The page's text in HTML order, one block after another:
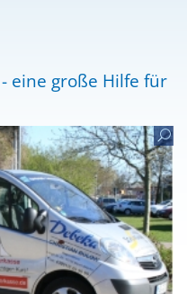
eine große Hilfe für